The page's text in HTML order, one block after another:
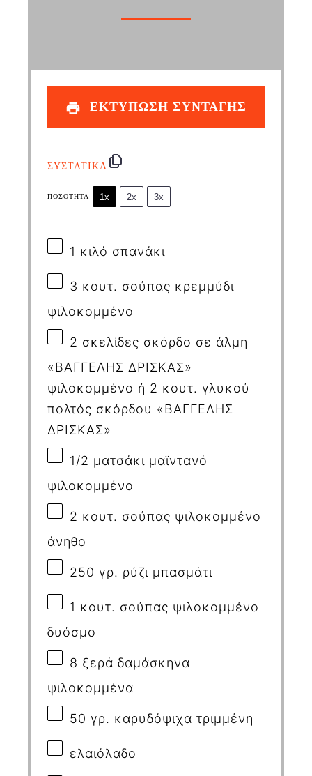
ΕΚΤΥΠΩΣΗ ΣΥΝΤΑΓΗΣ
ΣΥΣΤΑΤΙΚΑ
ΠΟΣΌΤΗΤΑ 1x 2x 3x
1 κιλό σπανάκι
3 κουτ. σούπας κρεμμύδι
ψιλοκομμένο
2 σκελίδες σκόρδο σε άλμη
«ΒΑΓΓΕΛΗΣ ΔΡΙΣΚΑΣ»
ψιλοκομμένο ή 2 κουτ. γλυκού
πολτός σκόρδου «ΒΑΓΓΕΛΗΣ
ΔΡΙΣΚΑΣ»
1/2 ματσάκι μαϊντανό
ψιλοκομμένο
2 κουτ. σούπας ψιλοκομμένο
άνηθο
250 γρ. ρύζι μπασμάτι
1 κουτ. σούπας ψιλοκομμένο
δυόσμο
8 ξερά δαμάσκηνα
ψιλοκομμένα
50 γρ. καρυδόψιχα τριμμένη
ελαιόλαδο